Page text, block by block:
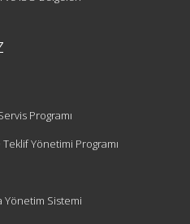
Programı
Teklif Yönetimi Programı
Yönetim Sistemi